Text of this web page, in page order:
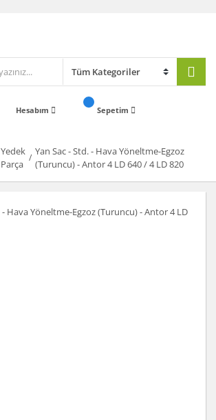
Hesabım Sepetim
Yedek
Parça
Yan Sac - Std. - Hava Yöneltme-Egzoz
(Turuncu) - Antor 4 LD 640 / 4 LD 820